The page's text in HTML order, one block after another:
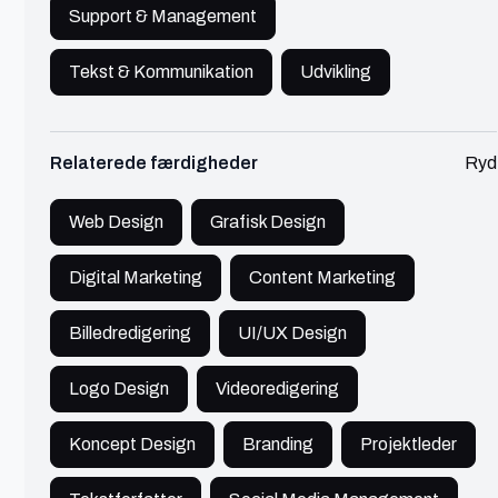
Support & Management
Tekst & Kommunikation
Udvikling
Relaterede færdigheder Ryd
Web Design
Grafisk Design
Digital Marketing
Content Marketing
Billedredigering
UI/UX Design
Logo Design
Videoredigering
Koncept Design
Branding
Projektleder
Nanna
Grafisk & motion designer
🔥 Populær Design 450 - 600 kr./t
Grafisk designer der brænder for at skabe visuelle
og digitale løsninger for andres marketing og
branding!
Se profil
Michael Bo
København